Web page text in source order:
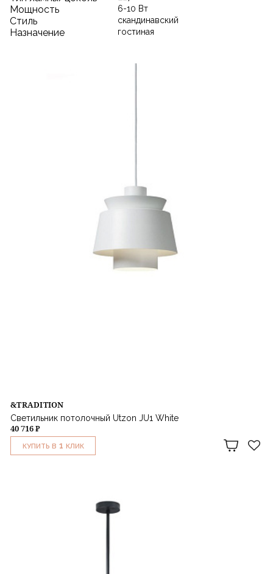
Мощность 6-10 Вт
Стиль скандинавский
Назначение гостиная
&TRADITION
Светильник потолочный Utzon JU1 White
40 716 ₽
КУПИТЬ В 1 КЛИК